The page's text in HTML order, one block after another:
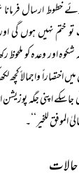
ارسال
ختم نہیں ہوں گی
اور وعدہ کو ملحوظ
واجمالاً کچھ
اپنی جگہ پوزیشن
للخیر‘‘۔
حالات